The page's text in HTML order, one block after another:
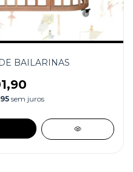
BAILARINAS
sem juros